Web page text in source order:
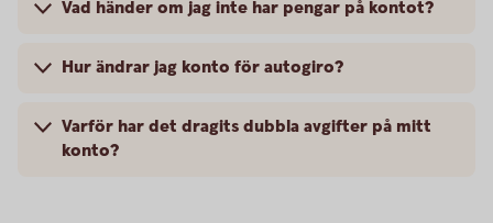
Vad händer om jag inte har pengar på kontot?
Hur ändrar jag konto för autogiro?
Varför har det dragits dubbla avgifter på mitt
konto?